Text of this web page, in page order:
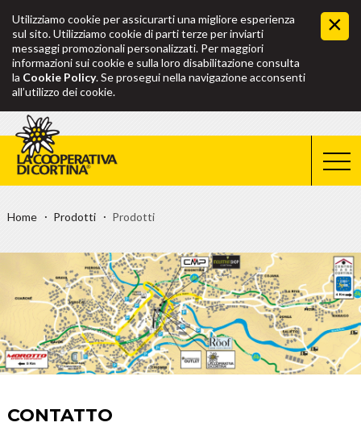
Utilizziamo cookie per assicurarti una migliore esperienza
sul sito. Utilizziamo cookie di parti terze per inviarti
messaggi promozionali personalizzati. Per maggiori
informazioni sui cookie e sulla loro disabilitazione consulta
la Cookie Policy. Se prosegui nella navigazione acconsenti
all’utilizzo dei cookie.
Home Prodotti Prodotti
CONTATTO